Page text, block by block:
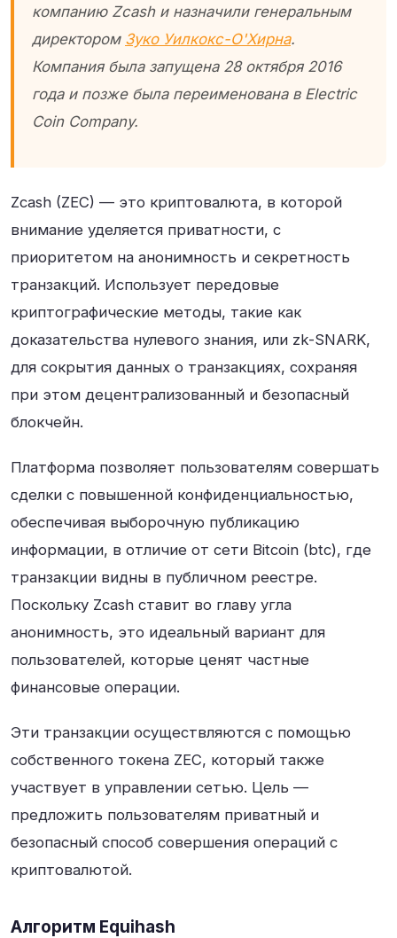
компанию Zcash и назначили генеральным
директором Зуко Уилкокс-О'Хирна.
Компания была запущена 28 октября 2016
года и позже была переименована в Electric
Coin Company.
Zcash (ZEC) — это криптовалюта, в которой
внимание уделяется приватности, с
приоритетом на анонимность и секретность
транзакций. Использует передовые
криптографические методы, такие как
доказательства нулевого знания, или zk-SNARK,
для сокрытия данных о транзакциях, сохраняя
при этом децентрализованный и безопасный
блокчейн.
Платформа позволяет пользователям совершать
сделки с повышенной конфиденциальностью,
обеспечивая выборочную публикацию
информации, в отличие от сети Bitcoin (btc), где
транзакции видны в публичном реестре.
Поскольку Zcash ставит во главу угла
анонимность, это идеальный вариант для
пользователей, которые ценят частные
финансовые операции.
Эти транзакции осуществляются с помощью
собственного токена ZEC, который также
участвует в управлении сетью. Цель —
предложить пользователям приватный и
безопасный способ совершения операций с
криптовалютой.
Алгоритм Equihash